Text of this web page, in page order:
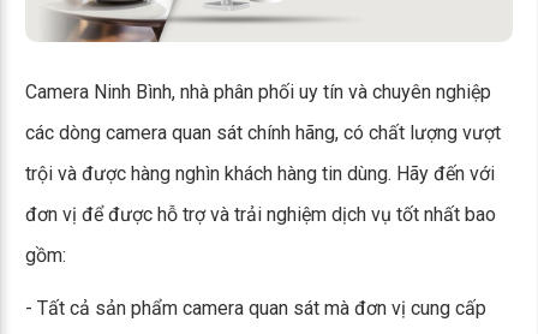
Camera Ninh Bình, nhà phân phối uy tín và chuyên nghiệp
các dòng camera quan sát chính hãng, có chất lượng vượt
trội và được hàng nghìn khách hàng tin dùng. Hãy đến với
đơn vị để được hỗ trợ và trải nghiệm dịch vụ tốt nhất bao
gồm:
- Tất cả sản phẩm camera quan sát mà đơn vị cung cấp